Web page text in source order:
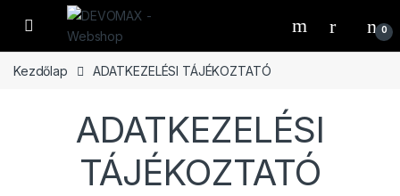
Ugrás a navigációhoz
Ugrás a tartalomhoz
Open 0
Kezdőlap ADATKEZELÉSI TÁJÉKOZTATÓ
ADATKEZELÉSI
TÁJÉKOZTATÓ